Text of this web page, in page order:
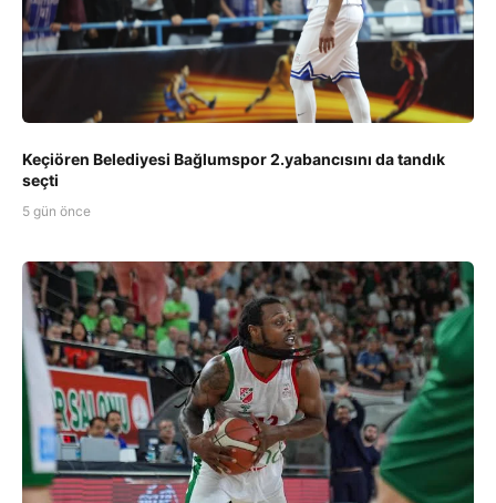
Keçiören Belediyesi Bağlumspor 2.yabancısını da tandık
seçti
5 gün önce